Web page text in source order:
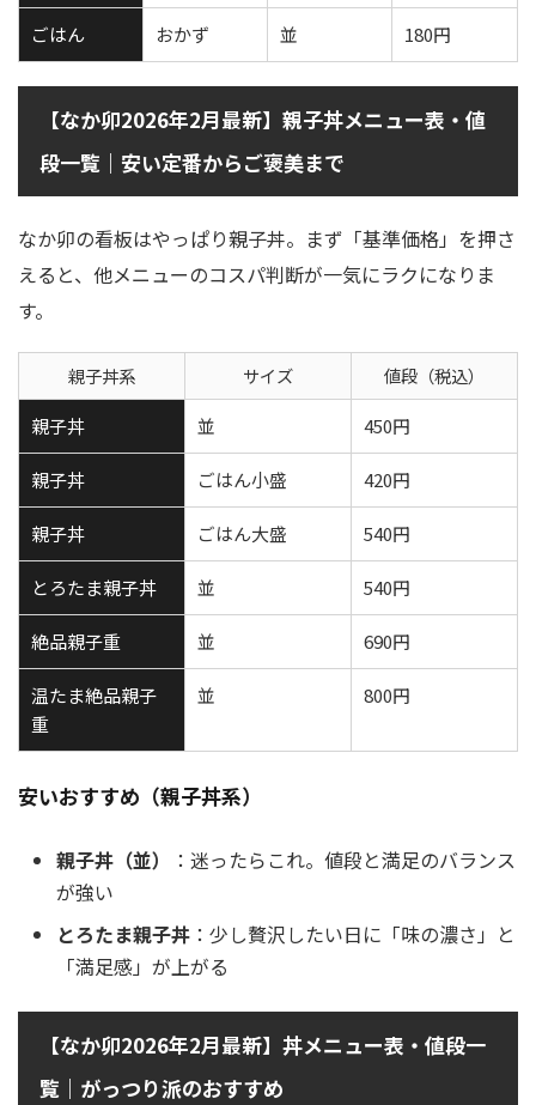
ごはん おかず 並 180円
【なか卯2026年2月最新】親子丼メニュー表・値
段一覧｜安い定番からご褒美まで
なか卯の看板はやっぱり親子丼。まず「基準価格」を押さ
えると、他メニューのコスパ判断が一気にラクになりま
す。
親子丼系 サイズ
値段（税込）
親子丼
並 450円
親子丼 ごはん小盛 420円
親子丼 ごはん大盛 540円
とろたま親子丼 並 540円
絶品親子重 並 690円
温たま絶品親子
重
並 800円
安いおすすめ（親子丼系）
親子丼（並）
：迷ったらこれ。値段と満足のバランス
が強い
とろたま親子丼 ：少し贅沢したい日に「味の濃さ」と
「満足感」が上がる
【なか卯2026年2月最新】丼メニュー表・値段一
覧｜がっつり派のおすすめ